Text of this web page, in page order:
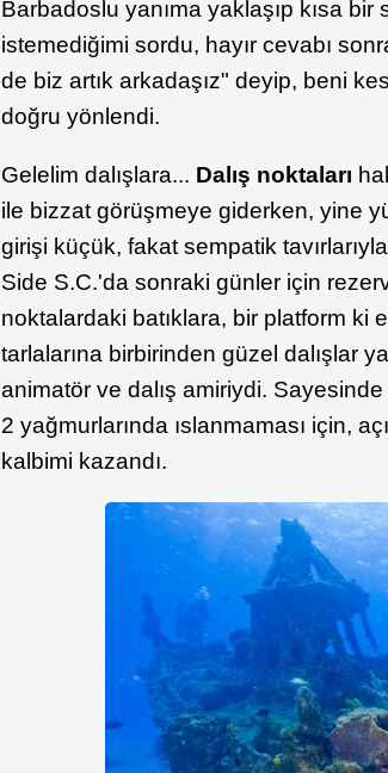
Barbadoslu yanıma yaklaşıp kısa
istemediğimi sordu, hayır cevabı
de biz artık arkadaşız" deyip, beni
doğru yönlendi.
Gelelim dalışlara... Dalış noktaları
ile bizzat görüşmeye giderken, yine
girişi küçük, fakat sempatik
Side S.C.'da sonraki günler için
noktalardaki batıklara, bir platform ki
tarlalarına birbirinden güzel dalışlar
animatör ve dalış amiriydi.
2 yağmurlarında ıslanmaması için,
kalbimi kazandı.